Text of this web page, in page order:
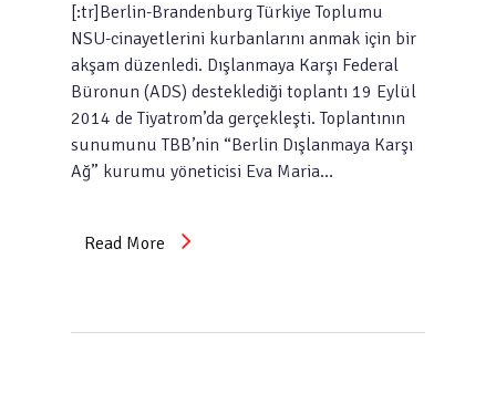
[:tr]Berlin-Brandenburg Türkiye Toplumu
NSU-cinayetlerini kurbanlarını anmak için bir
akşam düzenledi. Dışlanmaya Karşı Federal
Büronun (ADS) desteklediği toplantı 19 Eylül
2014 de Tiyatrom’da gerçekleşti. Toplantının
sunumunu TBB’nin “Berlin Dışlanmaya Karşı
Ağ” kurumu yöneticisi Eva Maria…
Read More